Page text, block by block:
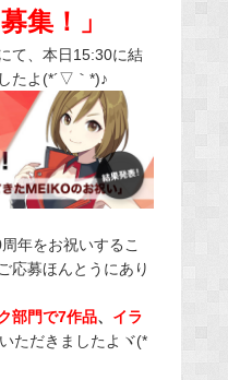
集！」
て、本日15:30に結
たよ(*´▽｀*)♪
年をお祝いするこ
応募ほんとうにあり
部門で7作品、 イラ
ただきましたよヾ(*